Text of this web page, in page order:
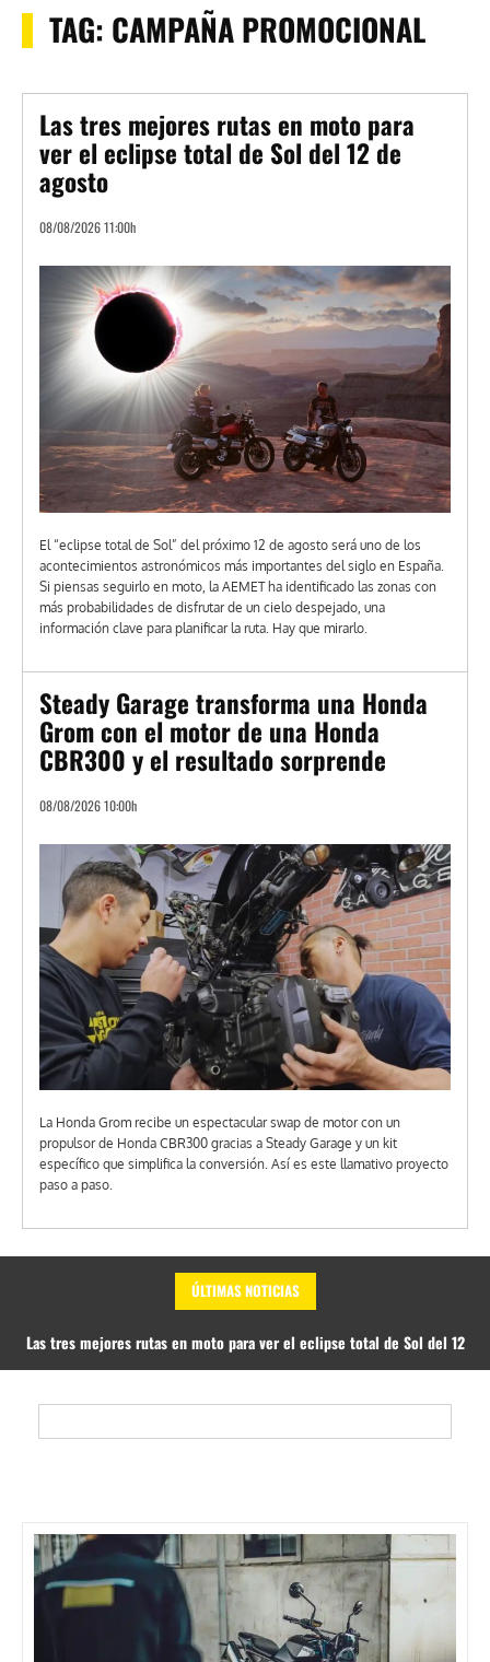
TAG: CAMPAÑA PROMOCIONAL
Las tres mejores rutas en moto para
ver el eclipse total de Sol del 12 de
agosto
08/08/2026 11:00h
El “eclipse total de Sol” del próximo 12 de agosto será uno de los
acontecimientos astronómicos más importantes del siglo en España.
Si piensas seguirlo en moto, la AEMET ha identificado las zonas con
más probabilidades de disfrutar de un cielo despejado, una
información clave para planificar la ruta. Hay que mirarlo.
Steady Garage transforma una Honda
Grom con el motor de una Honda
CBR300 y el resultado sorprende
08/08/2026 10:00h
La Honda Grom recibe un espectacular swap de motor con un
propulsor de Honda CBR300 gracias a Steady Garage y un kit
específico que simplifica la conversión. Así es este llamativo proyecto
paso a paso.
ÚLTIMAS NOTICIAS
Steady Garage transforma una Honda Grom con el motor de una Honda